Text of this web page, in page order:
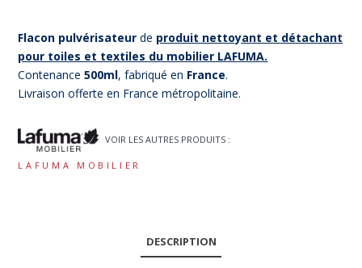
Flacon pulvérisateur de produit nettoyant et détachant
pour toiles et textiles du mobilier LAFUMA.
Contenance500ml, fabriqué en France.
Livraison offerte en France métropolitaine.
VOIR LES AUTRES PRODUITS :
LAFUMA MOBILIER
DESCRIPTION